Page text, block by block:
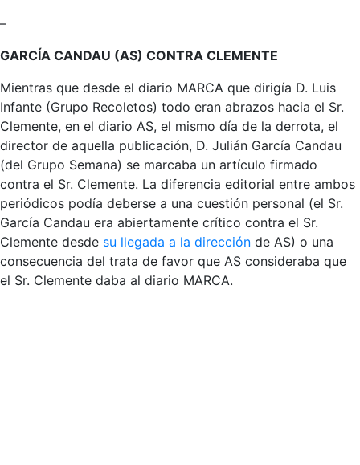
–
GARCÍA CANDAU (AS) CONTRA CLEMENTE
Mientras que desde el diario MARCA que dirigía D. Luis
Infante (Grupo Recoletos) todo eran abrazos hacia el Sr.
Clemente, en el diario AS, el mismo día de la derrota, el
director de aquella publicación, D. Julián García Candau
(del Grupo Semana) se marcaba un artículo firmado
contra el Sr. Clemente. La diferencia editorial entre ambos
periódicos podía deberse a una cuestión personal (el Sr.
García Candau era abiertamente crítico contra el Sr.
Clemente desde su llegada a la dirección de AS) o una
consecuencia del trata de favor que AS consideraba que
el Sr. Clemente daba al diario MARCA.